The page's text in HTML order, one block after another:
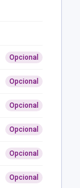
Opcional
Opcional
Opcional
Opcional
Opcional
Opcional